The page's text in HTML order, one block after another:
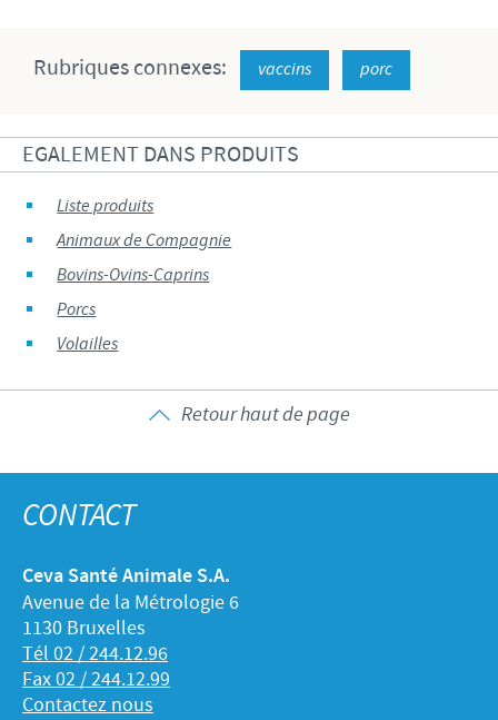
Rubriques connexes: vaccins porc
EGALEMENT DANS PRODUITS
Liste produits
Animaux de Compagnie
Bovins-Ovins-Caprins
Porcs
Volailles
Retour haut de page
CONTACT
Ceva Santé Animale S.A.
Avenue de la Métrologie 6
1130 Bruxelles
Tél 02 / 244.12.96
Fax 02 / 244.12.99
Contactez nous